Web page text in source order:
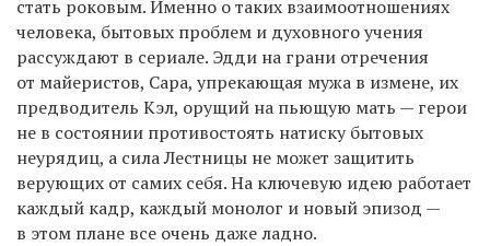
стать роковым. Именно о таких взаимоотношениях
человека, бытовых проблем и духовного учения
рассуждают в сериале. Эдди на грани отречения
от майеристов, Сара, упрекающая мужа в измене, их
предводитель Кэл, орущий на пьющую мать — герои
не в состоянии противостоять натиску бытовых
неурядиц, а сила Лестницы не может защитить
верующих от самих себя. На ключевую идею работает
каждый кадр, каждый монолог и новый эпизод —
в этом плане все очень даже ладно.